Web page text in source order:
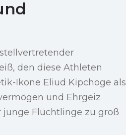
den diese Athleten
Ikone Eliud Kipchoge als
und Ehrgeiz
Flüchtlinge zu groß